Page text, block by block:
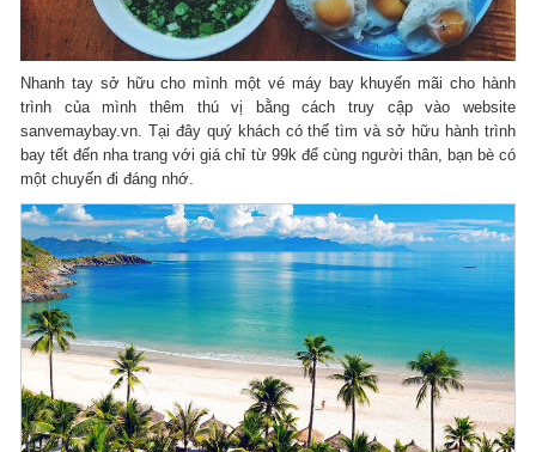
Nhanh tay sở hữu cho mình một vé máy bay khuyến mãi cho hành
trình của mình thêm thú vị bằng cách truy cập vào website
sanvemaybay.vn. Tại đây quý khách có thể tìm và sở hữu hành trình
bay tết đến nha trang với giá chỉ từ 99k để cùng người thân, bạn bè có
một chuyến đi đáng nhớ.